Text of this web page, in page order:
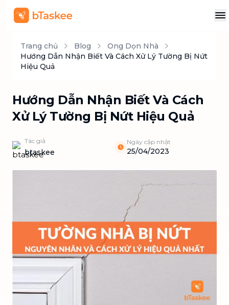
Trang chủ Blog
Ong Dọn Nhà
Hướng Dẫn Nhận Biết Và Cách Xử Lý Tường Bị Nứt
Hiệu Quả
Hướng Dẫn Nhận Biết Và Cách
Xử Lý Tường Bị Nứt Hiệu Quả
Tác giả
btaskee
Ngày cập nhật
25/04/2023